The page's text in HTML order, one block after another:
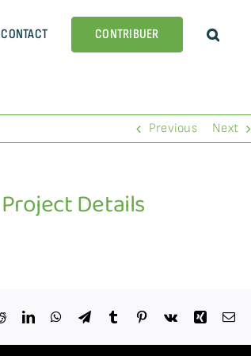
CONTACT CONTRIBUER
Previous Next
Project Details
RedditLinkedInWhatsApp
TelegramTumblr Pinterest
Vk Xing